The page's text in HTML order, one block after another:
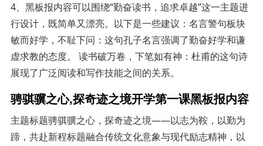
4、黑板报内容可以围绕“勤奋读书，追求卓越”这一主题进
行设计，既简单又漂亮。以下是一些建议：名言警句板块
敏而好学，不耻下问：这句孔子名言强调了勤奋好学和谦
虚求教的态度。 读书破万卷，下笔如有神：杜甫的这句诗
展现了广泛阅读和写作技能之间的关系。
骋骐骥之心,探奇迹之境开学第一课黑板报内容
主题标题骋骐骥之心，探奇迹之境——以志为鞍，以勤为
蹄，共赴新程标题融合传统文化意象与现代励志精神，以